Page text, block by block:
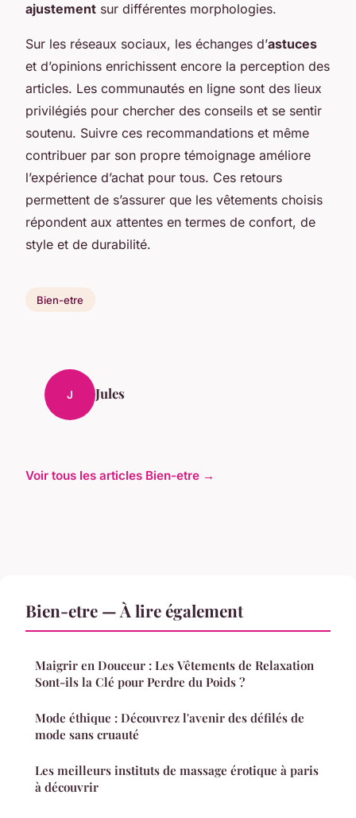
ajustement sur différentes morphologies.
Sur les réseaux sociaux, les échanges d’astuces
et d’opinions enrichissent encore la perception des
articles. Les communautés en ligne sont des lieux
privilégiés pour chercher des conseils et se sentir
soutenu. Suivre ces recommandations et même
contribuer par son propre témoignage améliore
l’expérience d’achat pour tous. Ces retours
permettent de s’assurer que les vêtements choisis
répondent aux attentes en termes de confort, de
style et de durabilité.
Bien-etre
J Jules
Voir tous les articles Bien-etre →
Bien-etre — À lire également
Maigrir en Douceur : Les Vêtements de Relaxation
Sont-ils la Clé pour Perdre du Poids ?
Mode éthique : Découvrez l'avenir des défilés de
mode sans cruauté
Les meilleurs instituts de massage érotique à paris
à découvrir